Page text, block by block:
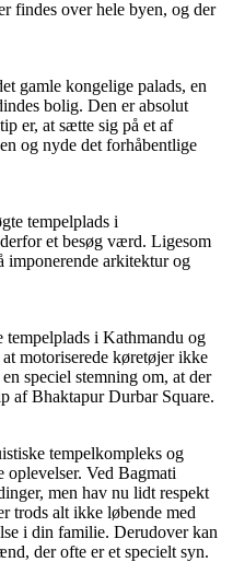
findes over hele byen, og der
gamle kongelige palads, en
bolig. Den er absolut
er, at sætte sig på et af
og nyde det forhåbentlige
tempelplads i
et besøg værd. Ligesom
imponerende arkitektur og
tempelplads i Kathmandu og
motoriserede køretøjer ikke
speciel stemning om, at der
af Bhaktapur Durbar Square.
tempelkompleks og
oplevelser. Ved Bagmati
men hav nu lidt respekt
trods alt ikke løbende med
i din familie. Derudover kan
der ofte er et specielt syn.